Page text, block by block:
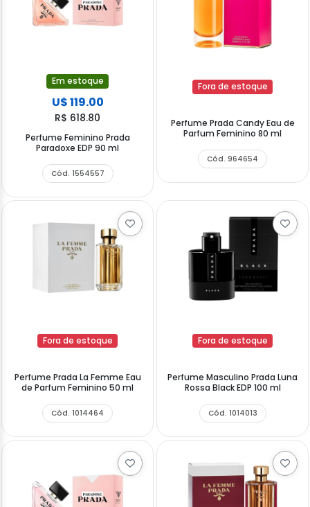
Em estoque
U$ 119.00
R$ 618.80
Perfume Feminino Prada
Paradoxe EDP 90 ml
Cód. 1554557
Fora de estoque
Perfume Prada Candy Eau de
Parfum Feminino 80 ml
Cód. 964654
Fora de estoque
Perfume Prada La Femme Eau
de Parfum Feminino 50 ml
Cód. 1014464
Fora de estoque
Perfume Masculino Prada Luna
Rossa Black EDP 100 ml
Cód. 1014013